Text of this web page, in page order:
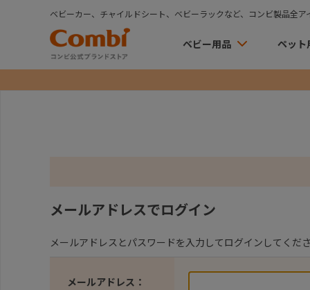
ベビーカー、チャイルドシート、ベビーラックなど、コンビ製品全ア
ベビー用品 ペット
メールアドレスでログイン
メールアドレスとパスワードを入力してログインしてくださ
メールアドレス：